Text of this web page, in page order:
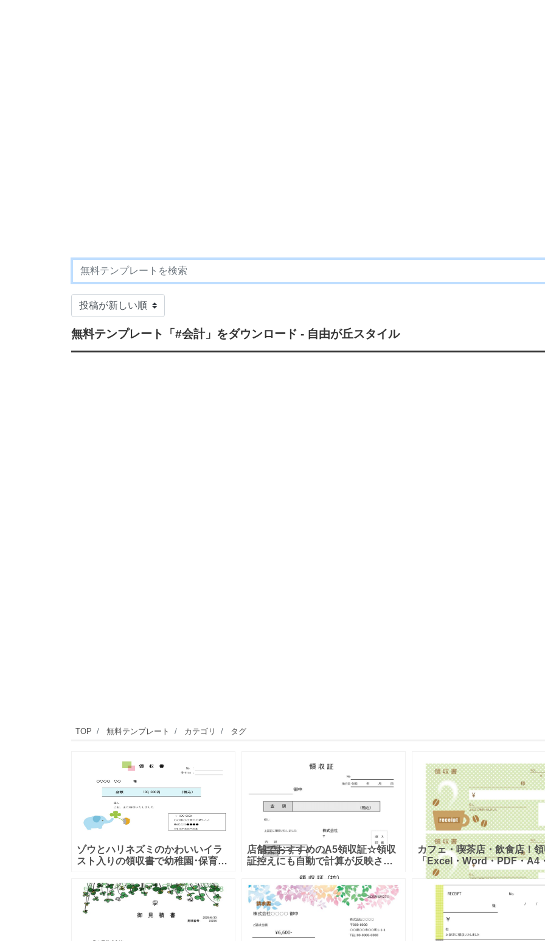
無料テンプレート 「#会計」 をダウンロード - 自由が丘スタイル
TOP 無料テンプレート カテゴリ タグ
ゾウとハリネズミのかわいいイラ
スト入りの領収書で幼稚園･保育園
ミが仲良く遊んでいる姿をかわい
らしく描いたデザインです。幼稚
園、保
店舗でおすすめのA5領収証☆領収
証控えにも自動で計算が反映され
イズの領収証のテンプレートで
す。A4で領収書と控えを同時に作
成す
カフェ・喫茶店・飲食店！
「Excel・Word・PDF・A4
割」かわいいデザインのテ
ートとなります。カフェや
店、お店など様々な用途で